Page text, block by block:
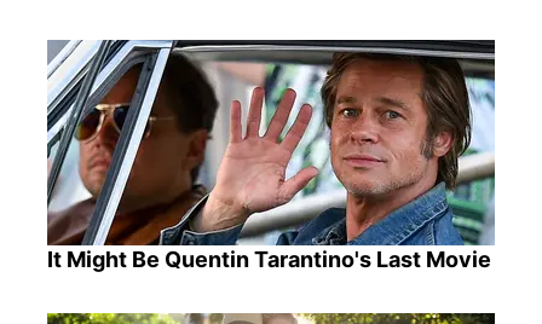
It Might Be Quentin Tarantino's Last Movie